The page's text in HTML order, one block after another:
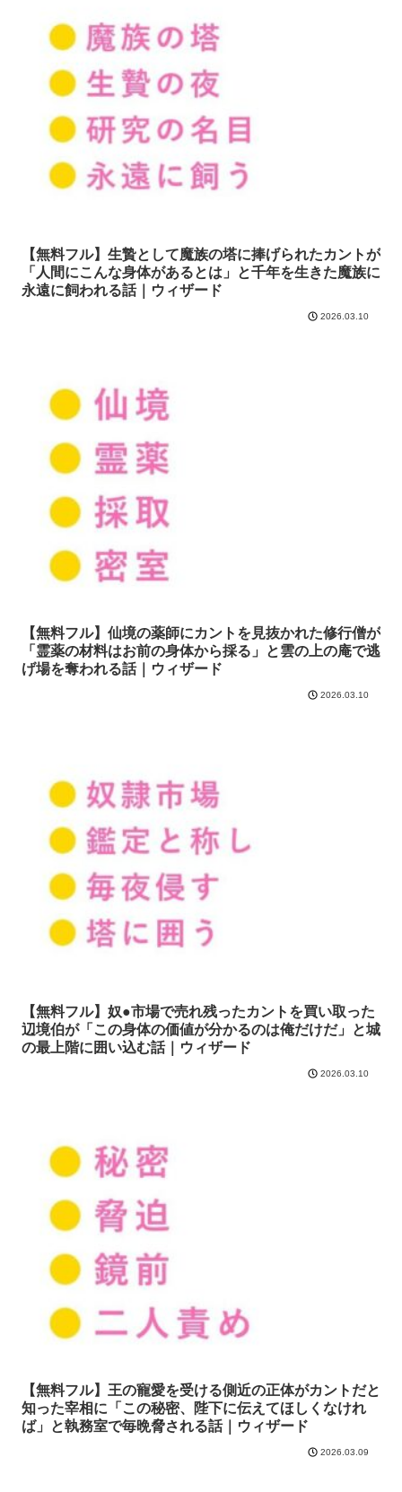
【無料フル】生贄として魔族の塔に捧げられたカントが
「人間にこんな身体があるとは」と千年を生きた魔族に
永遠に飼われる話｜ウィザード
2026.03.10
【無料フル】仙境の薬師にカントを見抜かれた修行僧が
「霊薬の材料はお前の身体から採る」と雲の上の庵で逃
げ場を奪われる話｜ウィザード
2026.03.10
【無料フル】奴●市場で売れ残ったカントを買い取った
辺境伯が「この身体の価値が分かるのは俺だけだ」と城
の最上階に囲い込む話｜ウィザード
2026.03.10
【無料フル】王の寵愛を受ける側近の正体がカントだと
知った宰相に「この秘密、陛下に伝えてほしくなけれ
ば」と執務室で毎晩脅される話｜ウィザード
2026.03.09